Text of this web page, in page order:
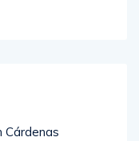
Cárdenas